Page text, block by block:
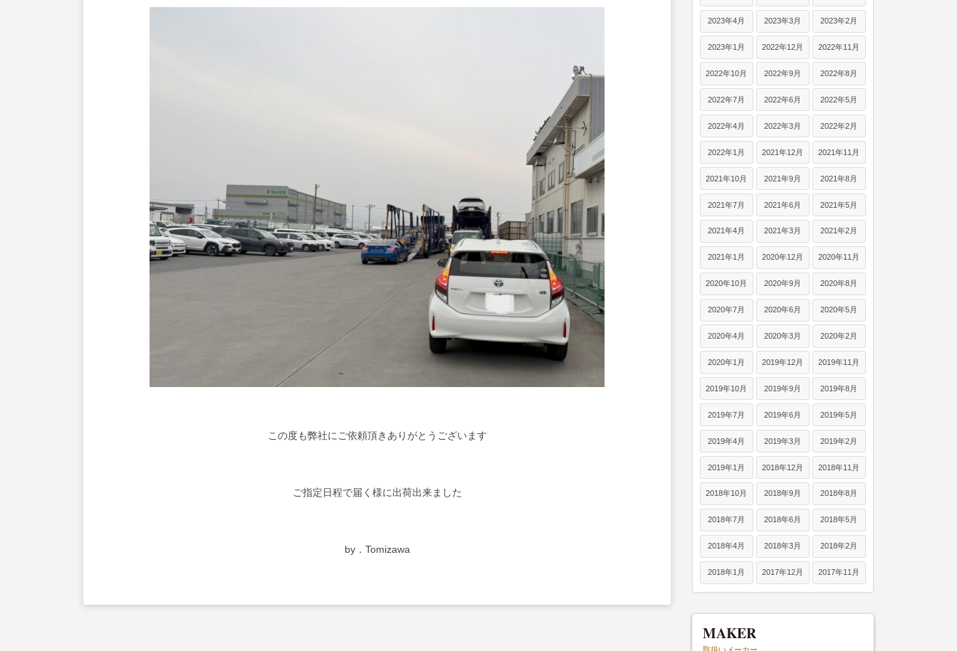
この度も弊社にご依頼頂きありがとうございます
ご指定日程で届く様に出荷出来ました
by．Tomizawa
2023年4月 2023年3月 2023年2月
2023年1月 2022年12月 2022年11月
2022年10月 2022年9月 2022年8月
2022年7月 2022年6月 2022年5月
2022年4月 2022年3月 2022年2月
2022年1月 2021年12月 2021年11月
2021年10月 2021年9月 2021年8月
2021年7月 2021年6月 2021年5月
2021年4月 2021年3月 2021年2月
2021年1月 2020年12月 2020年11月
2020年10月 2020年9月 2020年8月
2020年7月 2020年6月 2020年5月
2020年4月 2020年3月 2020年2月
2020年1月 2019年12月 2019年11月
2019年10月 2019年9月 2019年8月
2019年7月 2019年6月 2019年5月
2019年4月 2019年3月 2019年2月
2019年1月 2018年12月 2018年11月
2018年10月 2018年9月 2018年8月
2018年7月 2018年6月 2018年5月
2018年4月 2018年3月 2018年2月
2018年1月 2017年12月 2017年11月
MAKER